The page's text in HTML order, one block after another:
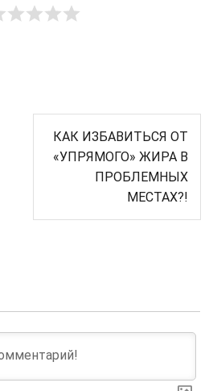
КАК ИЗБАВИТЬСЯ ОТ
«УПРЯМОГО» ЖИРА В
ПРОБЛЕМНЫХ
МЕСТАХ?!